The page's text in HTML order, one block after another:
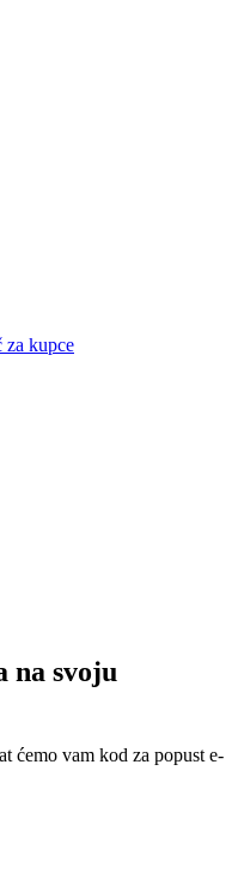
za kupce
na svoju
ćemo vam kod za popust e-